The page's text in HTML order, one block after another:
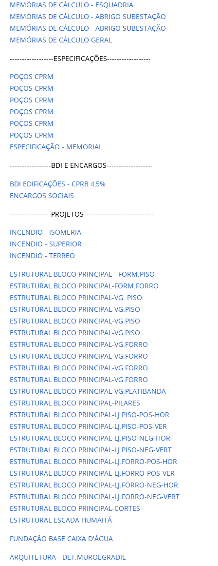
MEMÓRIAS DE CÁLCULO - ESQUADRIA
MEMÓRIAS DE CÁLCULO - ABRIGO SUBESTAÇÃO
MEMÓRIAS DE CÁLCULO - ABRIGO SUBESTAÇÃO
MEMÓRIAS DE CÁLCULO GERAL
------------------ESPECIFICAÇÕES------------------
POÇOS CPRM
POÇOS CPRM
POÇOS CPRM
POÇOS CPRM
POÇOS CPRM
POÇOS CPRM
ESPECIFICAÇÃO - MEMORIAL
-----------------BDI E ENCARGOS-------------------
BDI EDIFICAÇÕES - CPRB 4,5%
ENCARGOS SOCIAIS
-----------------PROJETOS-----------------------------
INCENDIO - ISOMERIA
INCENDIO - SUPERIOR
INCENDIO - TERREO
ESTRUTURAL BLOCO PRINCIPAL - FORM.PISO
ESTRUTURAL BLOCO PRINCIPAL-FORM.FORRO
ESTRUTURAL BLOCO PRINCIPAL-VG. PISO
ESTRUTURAL BLOCO PRINCIPAL-VG.PISO
ESTRUTURAL BLOCO PRINCIPAL-VG.PISO
ESTRUTURAL BLOCO PRINCIPAL-VG.PISO
ESTRUTURAL BLOCO PRINCIPAL-VG.FORRO
ESTRUTURAL BLOCO PRINCIPAL-VG.FORRO
ESTRUTURAL BLOCO PRINCIPAL-VG.FORRO
ESTRUTURAL BLOCO PRINCIPAL-VG.FORRO
ESTRUTURAL BLOCO PRINCIPAL-VG.PLATIBANDA
ESTRUTURAL BLOCO PRINCIPAL-PILARES
ESTRUTURAL BLOCO PRINCIPAL-LJ.PISO-POS-HOR
ESTRUTURAL BLOCO PRINCIPAL-LJ.PISO-POS-VER
ESTRUTURAL BLOCO PRINCIPAL-LJ.PISO-NEG-HOR
ESTRUTURAL BLOCO PRINCIPAL-LJ.PISO-NEG-VERT
ESTRUTURAL BLOCO PRINCIPAL-LJ.FORRO-POS-HOR
ESTRUTURAL BLOCO PRINCIPAL-LJ.FORRO-POS-VER
ESTRUTURAL BLOCO PRINCIPAL-LJ.FORRO-NEG-HOR
ESTRUTURAL BLOCO PRINCIPAL-LJ.FORRO-NEG-VERT
ESTRUTURAL BLOCO PRINCIPAL-CORTES
ESTRUTURAL ESCADA HUMAITÁ
FUNDAÇÃO BASE CAIXA D'ÁGUA
ARQUITETURA - DET.MUROEGRADIL